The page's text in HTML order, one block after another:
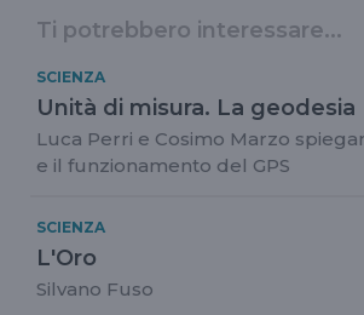
Ti potrebbero interessare...
SCIENZA
Unità di misura. La geodesia
Luca Perri e Cosimo Marzo
e il funzionamento del GPS
SCIENZA
L'Oro
Silvano Fuso